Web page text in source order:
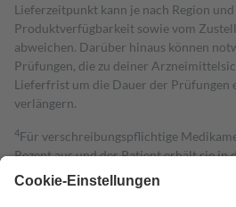
Lieferzeitpunkt kann je nach Region
Produktverfügbarkeit sowie vom
abweichen. Darüber hinaus können
Prüfungen, die zu deiner
Lieferfrist um die Dauer der Prüfungen
verlängern.
4Für verschreibungspflichtige
Rezept aus und der Patient erhält sie in
gesetzliche Krankenversicherung
Kosten dafür, der Versicherte trägt